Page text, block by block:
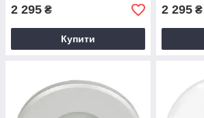
2 295 ₴
Купити
2 295 ₴